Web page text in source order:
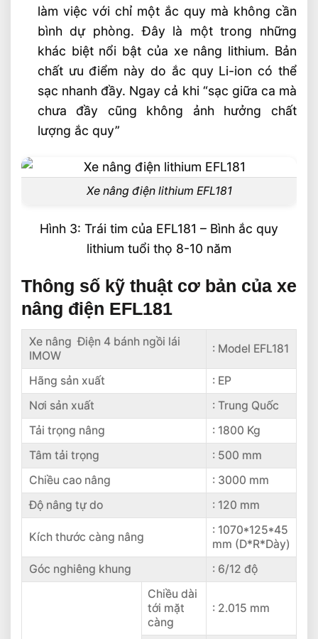
làm việc với chỉ một ắc quy mà không cần
bình dự phòng. Đây là một trong những
khác biệt nổi bật của xe nâng lithium. Bản
chất ưu điểm này do ắc quy Li-ion có thể
sạc nhanh đầy. Ngay cả khi “sạc giữa ca mà
chưa đầy cũng không ảnh hưởng chất
lượng ắc quy”
Xe nâng điện lithium EFL181
Hình 3: Trái tim của EFL181 – Bình ắc quy
lithium tuổi thọ 8-10 năm
Thông số kỹ thuật cơ bản của xe
nâng điện EFL181
Xe nâng Điện 4 bánh ngồi lái
IMOW
: Model EFL181
Hãng sản xuất
: EP
Nơi sản xuất
: Trung Quốc
Tải trọng nâng
: 1800 Kg
Tâm tải trọng
: 500 mm
Chiều cao nâng
: 3000 mm
Độ nâng tự do
: 120 mm
Kích thước càng nâng
: 1070*125*45
mm (D*R*Dày)
Góc nghiêng khung
: 6/12 độ
Chiều dài
tới mặt
càng
: 2.015 mm